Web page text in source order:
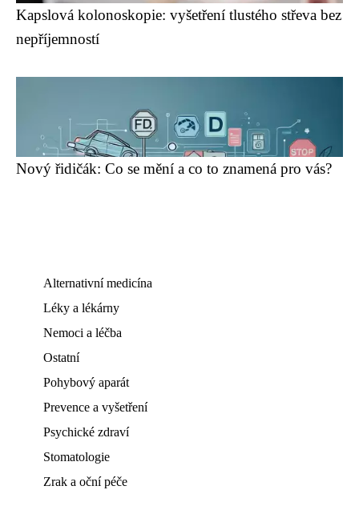
Kapslová kolonoskopie: vyšetření tlustého střeva bez
nepříjemností
Nový řidičák: Co se mění a co to znamená pro vás?
Alternativní medicína
Léky a lékárny
Nemoci a léčba
Ostatní
Pohybový aparát
Prevence a vyšetření
Psychické zdraví
Stomatologie
Zrak a oční péče